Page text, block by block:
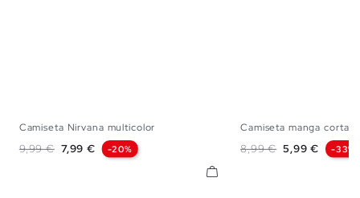
Camiseta Nirvana multicolor
Precio base
9,99 € Precio
7,99 € -20%
Camiseta manga corta
Precio base
8,99 € Precio
5,99 € -33%